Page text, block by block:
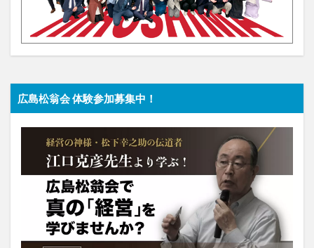
広島松翁会 体験参加募集中！